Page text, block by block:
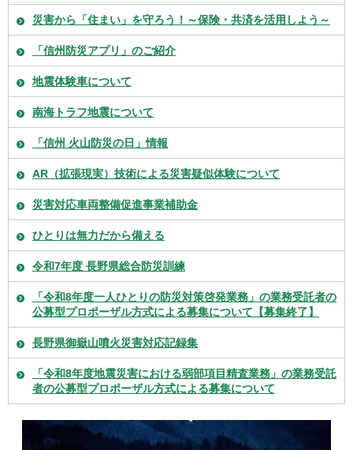
災害から「住まい」を守ろう！～保険・共済を活用しよう～
「信州防災アプリ」のご紹介
地震体験車について
南海トラフ地震について
「信州 火山防災の日」情報
AR（拡張現実）技術による災害疑似体験について
災害対応車両整備促進事業補助金
ひとりは無力だから備える
令和7年度 長野県総合防災訓練
「令和8年度一人ひとりの防災対策啓発業務」の業務受託者の
公募型プロポーザル方式による募集について【募集終了】
長野県御嶽山噴火災害対応記録集
「令和8年度地震災害における弱部項目精査業務」の業務受託
者の公募型プロポーザル方式による募集について